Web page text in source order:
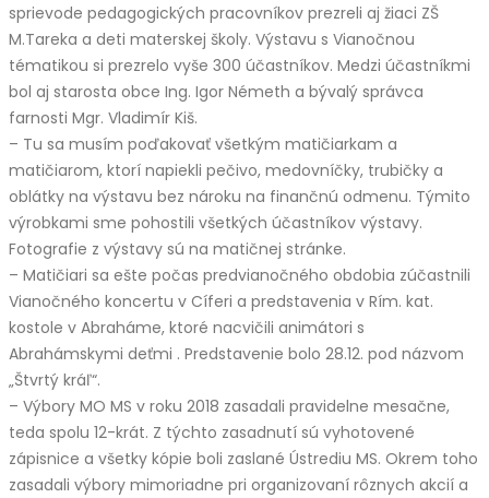
sprievode pedagogických pracovníkov prezreli aj žiaci ZŠ
M.Tareka a deti materskej školy. Výstavu s Vianočnou
tématikou si prezrelo vyše 300 účastníkov. Medzi účastníkmi
bol aj starosta obce Ing. Igor Németh a bývalý správca
farnosti Mgr. Vladimír Kiš.
– Tu sa musím poďakovať všetkým matičiarkam a
matičiarom, ktorí napiekli pečivo, medovníčky, trubičky a
oblátky na výstavu bez nároku na finančnú odmenu. Týmito
výrobkami sme pohostili všetkých účastníkov výstavy.
Fotografie z výstavy sú na matičnej stránke.
– Matičiari sa ešte počas predvianočného obdobia zúčastnili
Vianočného koncertu v Cíferi a predstavenia v Rím. kat.
kostole v Abraháme, ktoré nacvičili animátori s
Abrahámskymi deťmi . Predstavenie bolo 28.12. pod názvom
„Štvrtý kráľ“.
– Výbory MO MS v roku 2018 zasadali pravidelne mesačne,
teda spolu 12-krát. Z týchto zasadnutí sú vyhotovené
zápisnice a všetky kópie boli zaslané Ústrediu MS. Okrem toho
zasadali výbory mimoriadne pri organizovaní rôznych akcií a